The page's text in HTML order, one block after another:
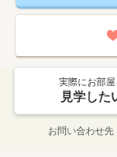
実際にお部屋
見学した
お問い合わせ先